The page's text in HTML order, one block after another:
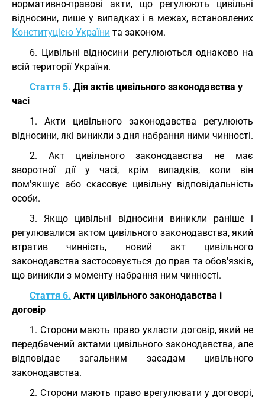
нормативно-правові акти, що регулюють цивільні
відносини, лише у випадках і в межах, встановлених
Конституцією України та законом.
6. Цивільні відносини регулюються однаково на
всій території України.
Стаття 5. Дія актів цивільного законодавства у
часі
1. Акти цивільного законодавства регулюють
відносини, які виникли з дня набрання ними чинності.
2. Акт цивільного законодавства не має
зворотної дії у часі, крім випадків, коли він
пом'якшує або скасовує цивільну відповідальність
особи.
3. Якщо цивільні відносини виникли раніше і
регулювалися актом цивільного законодавства, який
втратив чинність, новий акт цивільного
законодавства застосовується до прав та обов'язків,
що виникли з моменту набрання ним чинності.
Стаття 6. Акти цивільного законодавства і
договір
1. Сторони мають право укласти договір, який не
передбачений актами цивільного законодавства, але
відповідає загальним засадам цивільного
законодавства.
2. Сторони мають право врегулювати у договорі,